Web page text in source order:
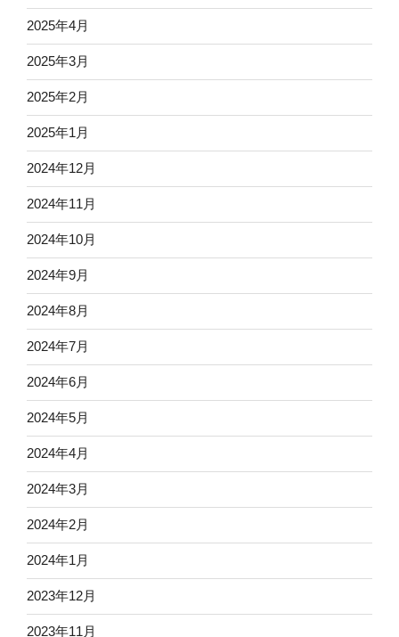
2025年4月
2025年3月
2025年2月
2025年1月
2024年12月
2024年11月
2024年10月
2024年9月
2024年8月
2024年7月
2024年6月
2024年5月
2024年4月
2024年3月
2024年2月
2024年1月
2023年12月
2023年11月